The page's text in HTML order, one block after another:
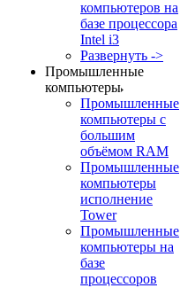
компьютеров на
базе процессора
Intel i3
Развернуть ->
Промышленные
компьютеры
Промышленные
компьютеры с
большим
объёмом RAM
Промышленные
компьютеры
исполнение
Tower
Промышленные
компьютеры на
базе
процессоров